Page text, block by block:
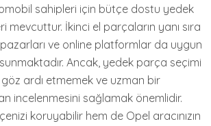
sahipleri için bütçe dostu yedek
İkinci el parçaların yanı sıra
ve online platformlar da uygun
Ancak, yedek parça seçimi
ardı etmemek ve uzman bir
incelenmesini sağlamak önemlidir.
koruyabilir hem de Opel aracınızın